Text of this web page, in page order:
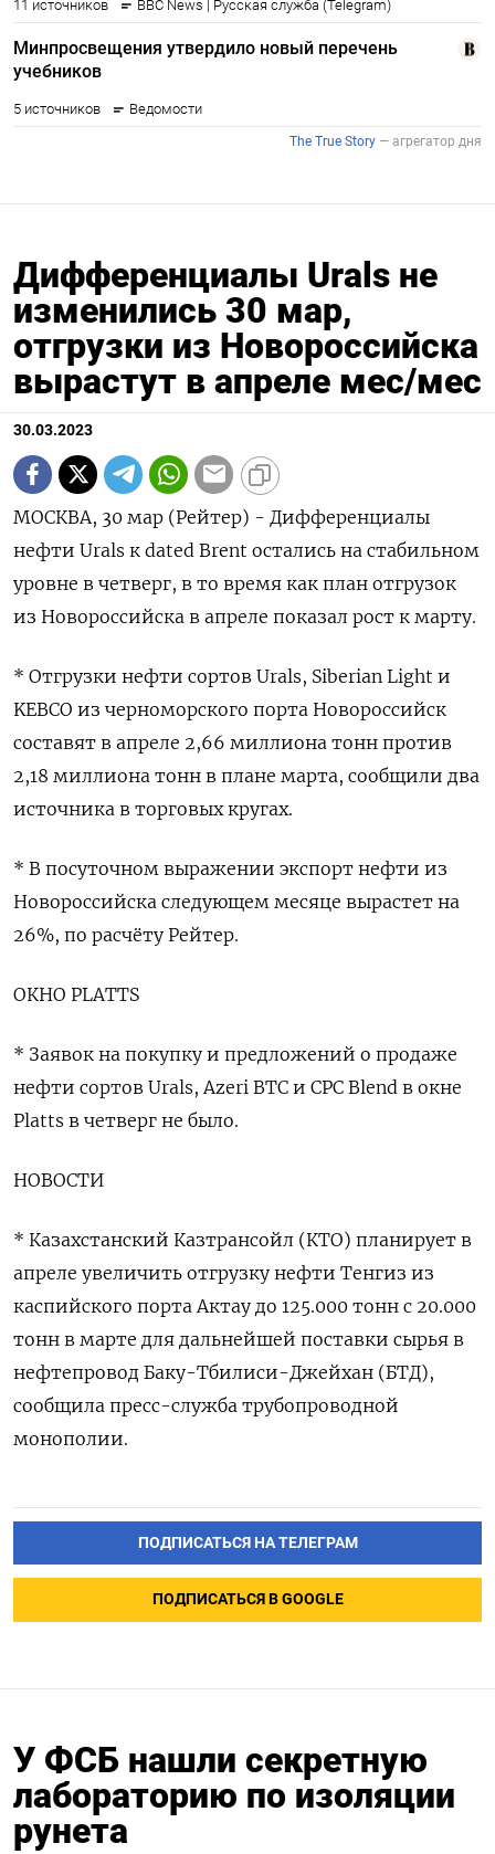
Дифференциалы Urals не
изменились 30 мар,
отгрузки из Новороссийска
вырастут в апреле мес/мес
30.03.2023
МОСКВА, 30 мар (Рейтер) - Дифференциалы
нефти Urals к dated Brent остались на стабильном
уровне в четверг, в то время как план отгрузок
из Новороссийска в апреле показал рост к марту.
* Отгрузки нефти сортов Urals, Siberian Light и
KEBCO из черноморского порта Новороссийск
составят в апреле 2,66 миллиона тонн против
2,18 миллиона тонн в плане марта, сообщили два
источника в торговых кругах.
* В посуточном выражении экспорт нефти из
Новороссийска следующем месяце вырастет на
26%, по расчёту Рейтер.
ОКНО PLATTS
* Заявок на покупку и предложений о продаже
нефти сортов Urals, Azeri BTC и CPC Blend в окне
Platts в четверг не было.
НОВОСТИ
* Казахстанский Казтрансойл (КТО) планирует в
апреле увеличить отгрузку нефти Тенгиз из
каспийского порта Актау до 125.000 тонн с 20.000
тонн в марте для дальнейшей поставки сырья в
нефтепровод Баку-Тбилиси-Джейхан (БТД),
сообщила пресс-служба трубопроводной
монополии.
ПОДПИСАТЬСЯ НА ТЕЛЕГРАМ
ПОДПИСАТЬСЯ В GOOGLE
У ФСБ нашли секретную
лабораторию по изоляции
рунета